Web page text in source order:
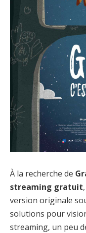
À la recherche de
streaming gratuit
version originale
solutions pour
streaming, un peu